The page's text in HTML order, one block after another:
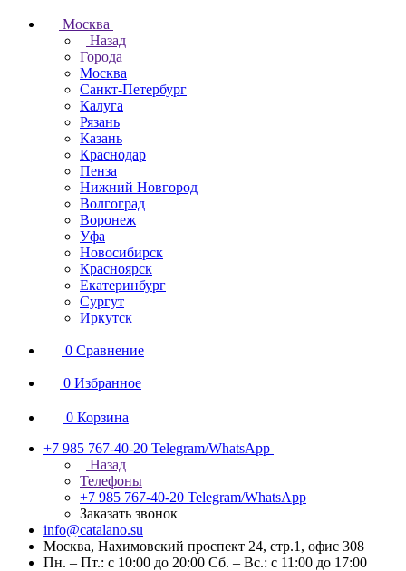
Москва
Назад
Города
Москва
Санкт-Петербург
Калуга
Рязань
Казань
Краснодар
Пенза
Нижний Новгород
Волгоград
Воронеж
Уфа
Новосибирск
Красноярск
Екатеринбург
Сургут
Иркутск
0 Сравнение
0 Избранное
0 Корзина
+7 985 767-40-20 Telegram/WhatsApp
Назад
Телефоны
+7 985 767-40-20 Telegram/WhatsApp
Заказать звонок
info@catalano.su
Москва, Нахимовский проспект 24, стр.1, офис 308
Пн. – Пт.: с 10:00 до 20:00 Сб. – Вс.: с 11:00 до 17:00